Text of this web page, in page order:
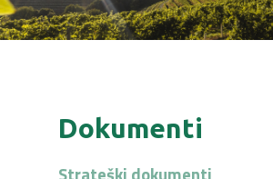
Dokumenti